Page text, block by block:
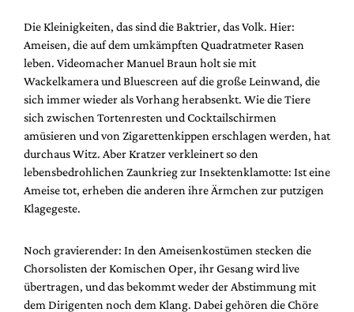
Die Kleinigkeiten, das sind die Baktrier, das Volk. Hier:
Ameisen, die auf dem umkämpften Quadratmeter Rasen
leben. Videomacher Manuel Braun holt sie mit
Wackelkamera und Bluescreen auf die große Leinwand, die
sich immer wieder als Vorhang herabsenkt. Wie die Tiere
sich zwischen Tortenresten und Cocktailschirmen
amüsieren und von Zigarettenkippen erschlagen werden, hat
durchaus Witz. Aber Kratzer verkleinert so den
lebensbedrohlichen Zaunkrieg zur Insektenklamotte: Ist eine
Ameise tot, erheben die anderen ihre Ärmchen zur putzigen
Klagegeste.
Noch gravierender: In den Ameisenkostümen stecken die
Chorsolisten der Komischen Oper, ihr Gesang wird live
übertragen, und das bekommt weder der Abstimmung mit
dem Dirigenten noch dem Klang. Dabei gehören die Chöre